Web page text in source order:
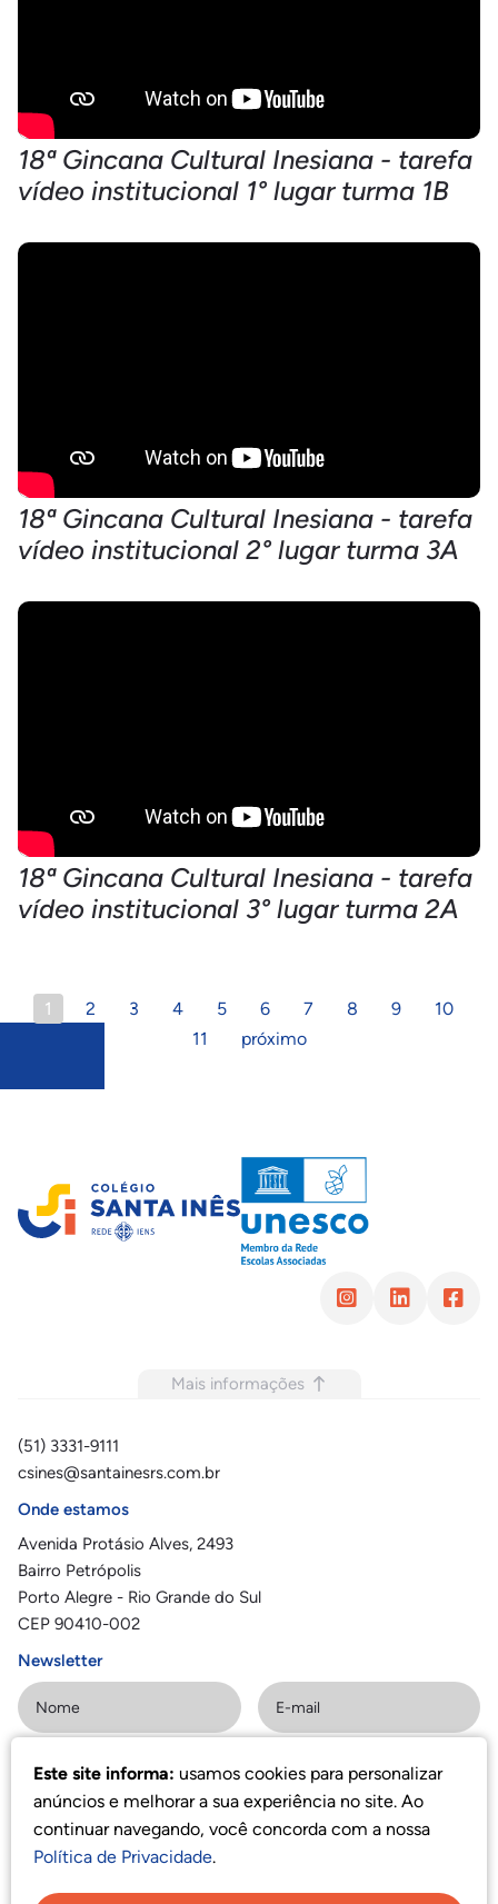
18ª Gincana Cultural Inesiana - tarefa
vídeo institucional 1° lugar turma 1B
18ª Gincana Cultural Inesiana - tarefa
vídeo institucional 2° lugar turma 3A
18ª Gincana Cultural Inesiana - tarefa
vídeo institucional 3° lugar turma 2A
1 2 3 4 5 6 7 8 9
10
11
próximo
Mais informações
(51) 3331-9111
csines@santainesrs.com.br
Onde estamos
Avenida Protásio Alves, 2493
Bairro Petrópolis
Porto Alegre - Rio Grande do Sul
CEP 90410-002
Newsletter
Assinar
©2023 Colégio Santa Inês·
Este site informa: usamos cookies para personalizar
anúncios e melhorar a sua experiência no site. Ao
continuar navegando, você concorda com a nossa
Política de Privacidade.